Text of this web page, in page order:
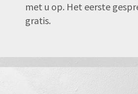
met u op. Het eerste
gratis.